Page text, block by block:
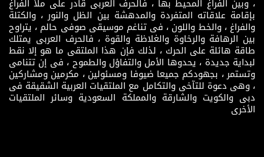
، وبين الفراغ المحيط بها ، فالحرف العربى قادر على ملأ الفراغ
بإقامة علاقاته المتفردة والمدهشة بين الظل والنور ، والكتلة
والفراغ ، والخط واللون ، فى تناغم موسيقى صوفى حالم ، يتراوح
بين الرهافة والرخاوة والغلاظة والقوة ، فالحرف العربى يمتلك
طاقة هائلة على الحرك ، لذلك فإن هذا الملتقى ما هو إلا نقط
لبداية جديدة ، يحدوها الأمل والتفاؤل والطموح ، فى إن تتنامى
وتستمر ، بجهودكم جميعا ضيوفا ومسئولين ، مكرمين ومشاركين
، وهى دعوة للتآخى والتكامل مع الملتقيات العربية الشقيقة فى
دبى والكويت والشارقة والمملكة السعودية وسائر الملتقيات
الأخرى